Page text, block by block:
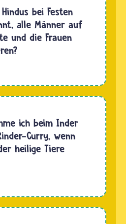
bei Festen
alle Männer auf
und die Frauen
ich beim Inder
Curry, wenn
heilige Tiere